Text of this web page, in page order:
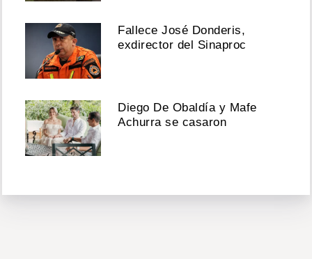
Fallece José Donderis,
exdirector del Sinaproc
Diego De Obaldía y Mafe
Achurra se casaron